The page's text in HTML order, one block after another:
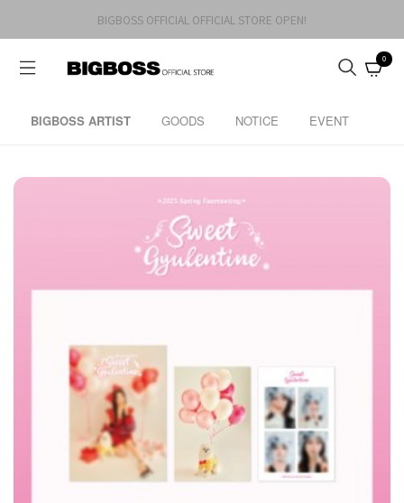
BIGBOSS OFFICIAL OFFICIAL STORE OPEN!
0
BIGBOSS ARTIST GOODS NOTICE EVENT